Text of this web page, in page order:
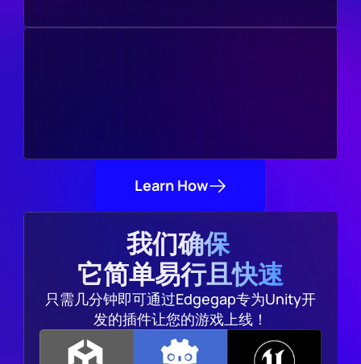
Learn How
我们确保
它简单易行且快速
只需几分钟即可通过Edgegap专为Unity开
发的插件让您的游戏上线！